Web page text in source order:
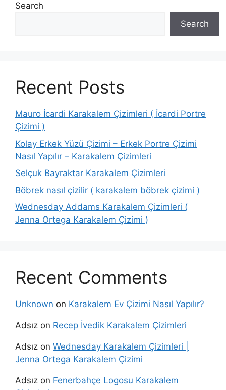
Search
Search
Recent Posts
Mauro İcardi Karakalem Çizimleri ( İcardi Portre
Çizimi )
Kolay Erkek Yüzü Çizimi – Erkek Portre Çizimi
Nasıl Yapılır – Karakalem Çizimleri
Selçuk Bayraktar Karakalem Çizimleri
Böbrek nasıl çizilir ( karakalem böbrek çizimi )
Wednesday Addams Karakalem Çizimleri (
Jenna Ortega Karakalem Çizimi )
Recent Comments
Unknown on Karakalem Ev Çizimi Nasıl Yapılır?
Adsız on Recep İvedik Karakalem Çizimleri
Adsız on Wednesday Karakalem Çizimleri |
Jenna Ortega Karakalem Çizimi
Adsız on Fenerbahçe Logosu Karakalem